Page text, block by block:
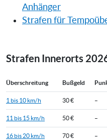
Anhänger
Strafen für
Strafen Innerorts
Überschreitung Bußgeld
1 bis 10 km/h 30 € –
11 bis 15 km/h 50 € –
16 bis 20 km/h 70 € –